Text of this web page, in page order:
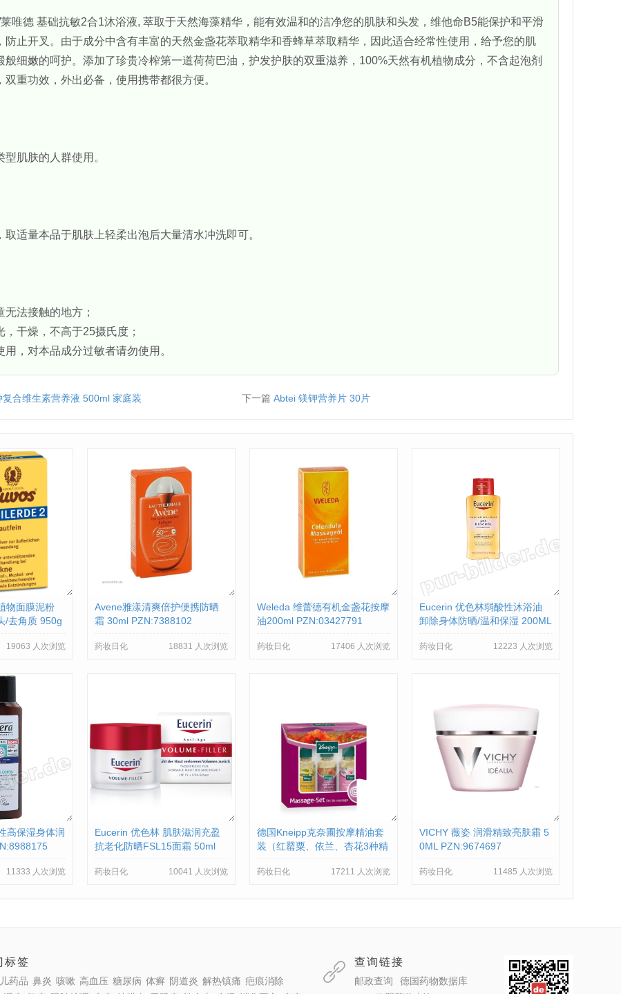
唯德 基础抗敏2合1沐浴液, 萃取于天然海藻精华，能有效温和的洁净您的肌肤和头发，维他命B5能保护和平滑
防止开叉。由于成分中含有丰富的天然金盏花萃取精华和香蜂草萃取精华，因此适合经常性使用，给予您的肌
般细嫩的呵护。添加了珍贵冷榨第一道荷荷巴油，护发护肤的双重滋养，100%天然有机植物成分，不含起泡剂
双重功效，外出必备，使用携带都很方便。
肌肤的人群使用。
取适量本品于肌肤上轻柔出泡后大量清水冲洗即可。
无法接触的地方；
，干燥，不高于25摄氏度；
用，对本品成分过敏者请勿使用。
复合维生素营养液 500ml 家庭装 下一篇 Abtei 镁钾营养片 30片
物面膜泥粉
/去角质 950g
19063 人次浏览
Avene雅漾清爽倍护便携防晒
霜 30ml PZN:7388102
药妆日化 18831 人次浏览
Weleda 维蕾德有机金盏花按摩
油200ml PZN:03427791
药妆日化 17406 人次浏览
Eucerin 优色林弱酸性沐浴油
卸除身体防晒/温和保湿 200ML
药妆日化 12223 人次浏览
高保湿身体润
11333 人次浏览
Eucerin 优色林 肌肤滋润充盈
抗老化防晒FSL15面霜 50ml
N:2398082
药妆日化 10041 人次浏览
德国Kneipp克奈圃按摩精油套
装（红罂粟、依兰、杏花3种精
PZN:6455641
药妆日化 17211 人次浏览
VICHY 薇姿 润滑精致亮肤霜 5
0ML PZN:9674697
药妆日化 11485 人次浏览
标签
药品 鼻炎 咳嗽 高血压 糖尿病 体癣 阴道炎 解热镇痛 疤痕消除
查询链接
邮政查询
德国药物数据库